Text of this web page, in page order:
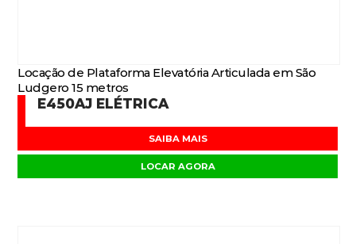
Locação de Plataforma Elevatória Articulada em São
Ludgero 15 metros
E450AJ ELÉTRICA
SAIBA MAIS
LOCAR AGORA